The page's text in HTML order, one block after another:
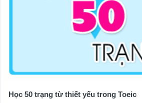
Học 50 trạng từ thiết yếu trong Toeic